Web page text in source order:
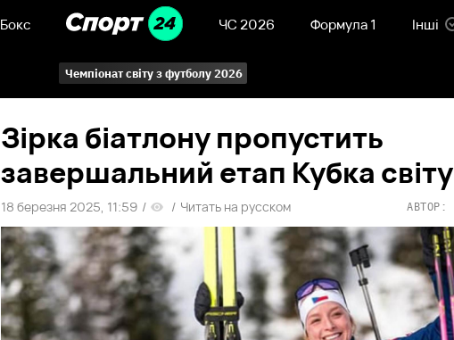
Бокс ЧС 2026 Формула 1 Інші
Чемпіонат світу з футболу 2026
Зірка біатлону пропустить
завершальний етап Кубка світу
18 березня 2025, 11:59 / / Читать на русском АВТОР: